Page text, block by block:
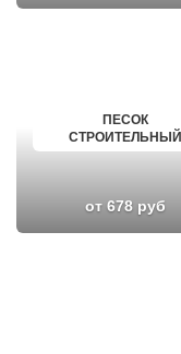
ПЕСОК
СТРОИТЕЛЬНЫЙ
от 678 руб